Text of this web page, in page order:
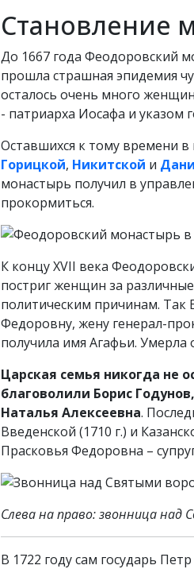
Становление
До 1667 года Феодоровский
прошла страшная эпидемия
осталось очень много
- патриарха Иосафа и указом
Оставшихся к тому времени
Горицкой, Никитской и
монастырь получил в
прокормиться.
К концу XVII века
постриг женщин за
политическим причинам. Так
Федоровну, жену генерал-
получила имя Агафьи.
Царская семья никогда не
благоволили Борис
Наталья Алексеевна.
Введенской (1710 г.) и
Прасковья Федоровна –
Слева на право: звонница
В 1722 году сам государь